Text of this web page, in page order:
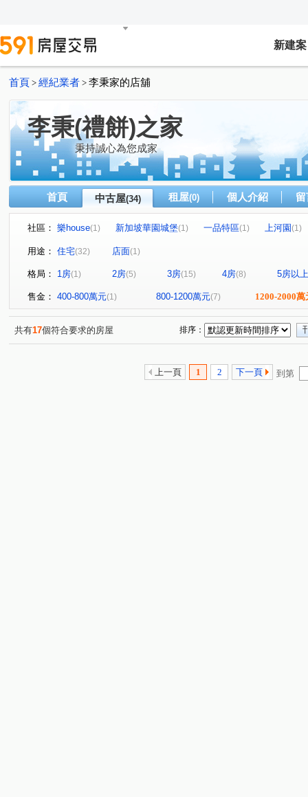
新建案
首頁 > 經紀業者 > 李秉家的店舖
李秉(禮餅)之家
秉持誠心為您成家
首頁 中古屋(34) 租屋(0) 個人介紹
社區： 樂house(1) 新加坡華園城堡(1) 一品特區(1) 上河園(1)
閱讀台灣
新大直蘇黎市/梵谷花園蘇黎市(1) 大慶榕莊(1) 台北清水灣
天空之邑(1) 幸福我家二期 (2) 新加坡花園城堡/阿亮的家(1)
黎明華廈(1) 法國愛樂(1) 宏道巴黎首都(1) 芳洲一路(1)
仁愛路(1) 文程路 新五路三段(2) 水碓路(1)
明志
新城一路(1) 芳洲路(1) 芳洲五路(1) 成泰路一段(1)
成泰路四段(1) 新五路二段 (1) 水碓一路
用途： 住宅(32) 店面(1)
格局： 1房(1) 2房(5) 3房(15) 4房(8) 5房以上
售金： 400-800萬元(1) 800-1200萬元(7) 1200-2000萬
共有17個符合要求的房屋 排序：
上一頁 1 2 下一頁 到第